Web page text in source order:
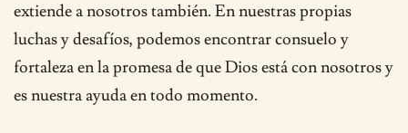
extiende a nosotros también. En nuestras propias
luchas y desafíos, podemos encontrar consuelo y
fortaleza en la promesa de que Dios está con nosotros y
es nuestra ayuda en todo momento.